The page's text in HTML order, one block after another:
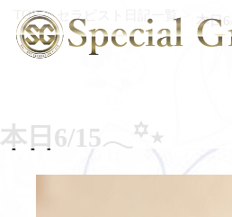
TOP セラピスト日記一覧 本日
本日6/15𓂃꙳⋆